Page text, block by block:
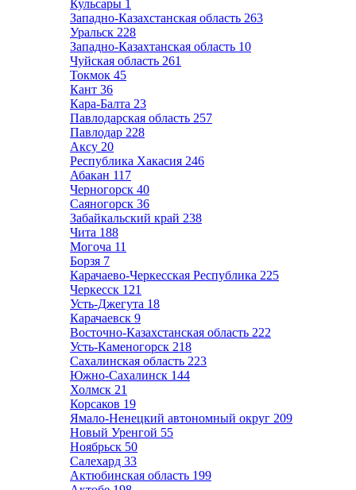
Кульсары 1
Западно-Казахстанская область 263
Уральск 228
Западно-Казахтанская область 10
Чуйская область 261
Токмок 45
Кант 36
Кара-Балта 23
Павлодарская область 257
Павлодар 228
Аксу 20
Республика Хакасия 246
Абакан 117
Черногорск 40
Саяногорск 36
Забайкальский край 238
Чита 188
Могоча 11
Борзя 7
Карачаево-Черкесская Республика 225
Черкесск 121
Усть-Джегута 18
Карачаевск 9
Восточно-Казахстанская область 222
Усть-Каменогорск 218
Сахалинская область 223
Южно-Сахалинск 144
Холмск 21
Корсаков 19
Ямало-Ненецкий автономный округ 209
Новый Уренгой 55
Ноябрьск 50
Салехард 33
Актюбинская область 199